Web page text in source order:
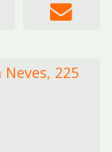
Neves, 225